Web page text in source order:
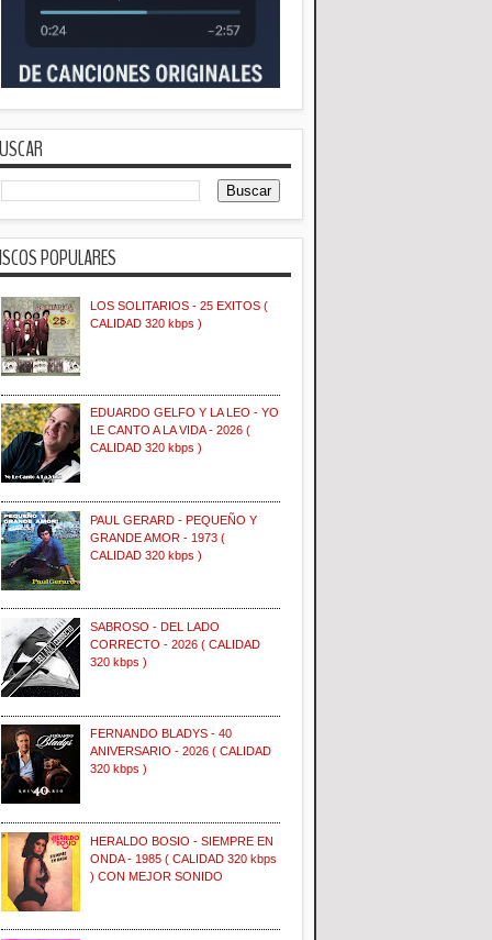
POPULARES
LOS SOLITARIOS - 25 EXITOS (
CALIDAD 320 kbps )
EDUARDO GELFO Y LA LEO - YO
LE CANTO A LA VIDA - 2026 (
CALIDAD 320 kbps )
PAUL GERARD - PEQUEÑO Y
GRANDE AMOR - 1973 (
CALIDAD 320 kbps )
SABROSO - DEL LADO
CORRECTO - 2026 ( CALIDAD
320 kbps )
FERNANDO BLADYS - 40
ANIVERSARIO - 2026 ( CALIDAD
320 kbps )
HERALDO BOSIO - SIEMPRE EN
ONDA - 1985 ( CALIDAD 320 kbps
) CON MEJOR SONIDO